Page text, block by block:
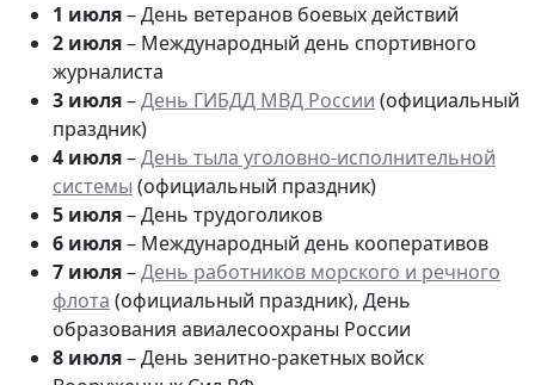
1 июля– День ветеранов боевых действий
2 июля– Международный день спортивного
журналиста
3 июля–День ГИБДД МВД России (официальный
праздник)
4 июля–День тыла уголовно-исполнительной
системы (официальный праздник)
5 июля– День трудоголиков
6 июля– Международный день кооперативов
7 июля–День работников морского и речного
флота (официальный праздник), День
образования авиалесоохраны России
8 июля– День зенитно-ракетных войск